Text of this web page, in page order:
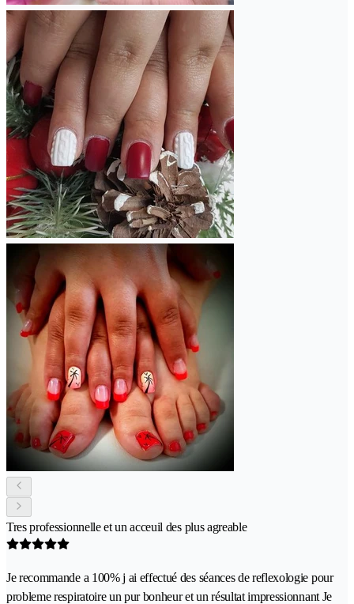
Tres professionnelle et un acceuil des plus agreable
Je recommande a 100% j ai effectué des séances de reflexologie pour
probleme respiratoire un pur bonheur et un résultat impressionnant Je